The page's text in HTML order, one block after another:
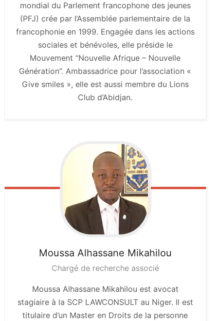
mondial du Parlement francophone des jeunes
(PFJ) crée par l’Assemblée parlementaire de la
francophonie en 1999. Engagée dans les actions
sociales et bénévoles, elle préside le
Mouvement “Nouvelle Afrique – Nouvelle
Génération”. Ambassadrice pour l’association «
Give smiles », elle est aussi membre du Lions
Club d’Abidjan.
Moussa Alhassane Mikahilou
Chargé de recherche associé
Moussa Alhassane Mikahilou est avocat
stagiaire à la SCP LAWCONSULT au Niger. Il est
titulaire d’un Master en Droits de la personne